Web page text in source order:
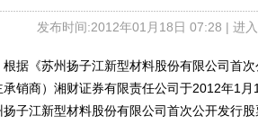
发布时间:2012年01月18日 07:28 | 进
《苏州扬子江新型材料股份有限公司首次
承销商）湘财证券有限责任公司于2012年1
扬子江新型材料股份有限公司首次公开发行